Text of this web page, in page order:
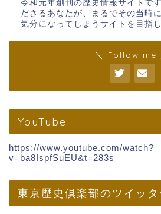
令和元年創刊の歴史情報サイトで
ださるあなたが、まるでその当時
気分になってしまうサイトを目指
＼ Follow me
YouTube
https://www.youtube.com/watch?
v=ba8IspfSuEU&t=283s
東京歴史倶楽部のツイッタ